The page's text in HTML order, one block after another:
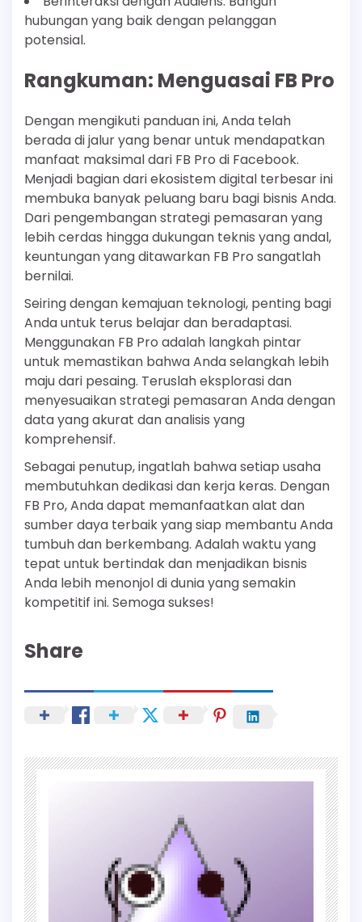
hubungan yang baik dengan pelanggan
potensial.
Rangkuman: Menguasai FB Pro
Dengan mengikuti panduan ini, Anda telah
berada di jalur yang benar untuk mendapatkan
manfaat maksimal dari FB Pro di Facebook.
Menjadi bagian dari ekosistem digital terbesar ini
membuka banyak peluang baru bagi bisnis Anda.
Dari pengembangan strategi pemasaran yang
lebih cerdas hingga dukungan teknis yang andal,
keuntungan yang ditawarkan FB Pro sangatlah
bernilai.
Seiring dengan kemajuan teknologi, penting bagi
Anda untuk terus belajar dan beradaptasi.
Menggunakan FB Pro adalah langkah pintar
untuk memastikan bahwa Anda selangkah lebih
maju dari pesaing. Teruslah eksplorasi dan
menyesuaikan strategi pemasaran Anda dengan
data yang akurat dan analisis yang
komprehensif.
Sebagai penutup, ingatlah bahwa setiap usaha
membutuhkan dedikasi dan kerja keras. Dengan
FB Pro, Anda dapat memanfaatkan alat dan
sumber daya terbaik yang siap membantu Anda
tumbuh dan berkembang. Adalah waktu yang
tepat untuk bertindak dan menjadikan bisnis
Anda lebih menonjol di dunia yang semakin
kompetitif ini. Semoga sukses!
Share